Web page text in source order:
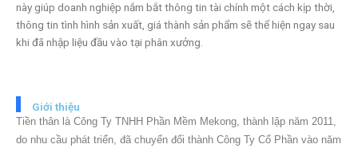
này giúp doanh nghiệp nắm bắt thông tin tài chính một cách kịp thời,
thông tin tình hình sản xuất, giá thành sản phẩm sẽ thể hiện ngay sau
khi đã nhập liệu đầu vào tại phân xưởng.
Giới thiệu
Tiền thân là Công Ty TNHH Phần Mềm Mekong, thành lập năm 2011,
do nhu cầu phát triển, đã chuyển đổi thành Công Ty Cổ Phần vào năm